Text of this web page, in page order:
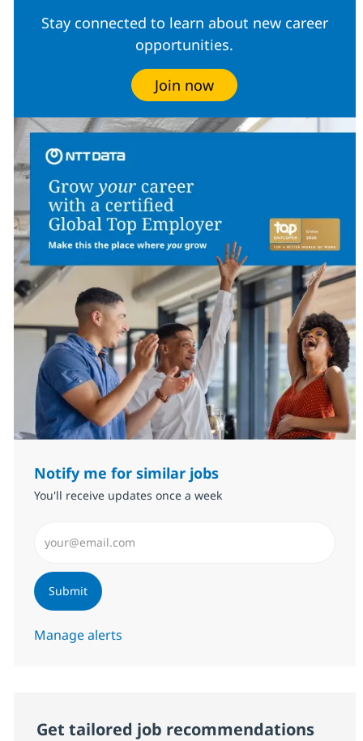
Stay connected to learn about new career
opportunities.
Join now
Notify me for similar jobs
You'll receive updates once a week
Submit
Manage alerts
Get tailored job recommendations